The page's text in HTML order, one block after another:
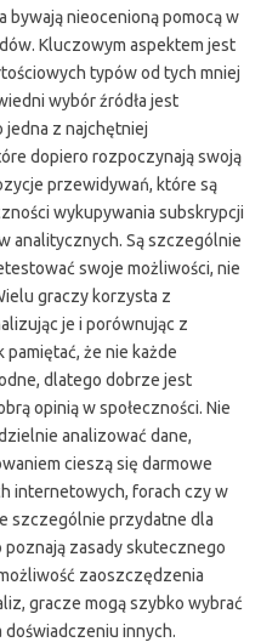
bywają nieocenioną pomocą w
Kluczowym aspektem jest
typów od tych mniej
wybór źródła jest
z najchętniej
dopiero rozpoczynają swoją
przewidywań, które są
wykupywania subskrypcji
analitycznych. Są szczególnie
swoje możliwości, nie
graczy korzysta z
je i porównując z
pamiętać, że nie każde
dlatego dobrze jest
opinią w społeczności. Nie
analizować dane,
cieszą się darmowe
internetowych, forach czy w
szczególnie przydatne dla
zasady skutecznego
zaoszczędzenia
gracze mogą szybko wybrać
doświadczeniu innych.